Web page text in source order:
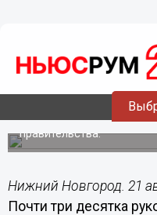
предприятий
главе региона
Промышленники
за работу куратора
правительства.
Нижний Новгород. 21
Почти три десятка